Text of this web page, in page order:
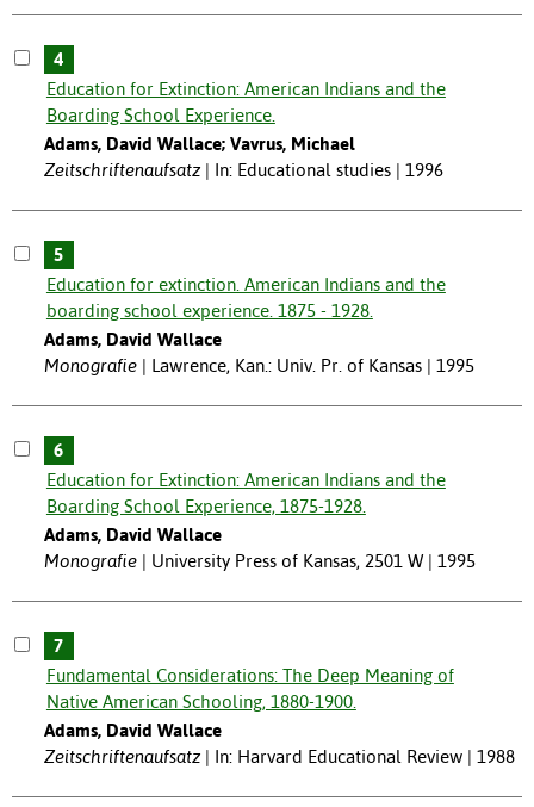
4
Education for Extinction: American Indians and the
Boarding School Experience.
Adams, David Wallace; Vavrus, Michael
Zeitschriftenaufsatz
In: Educational studies | 1996
5
Education for extinction. American Indians and the
boarding school experience. 1875 - 1928.
Adams, David Wallace
Monografie
Lawrence, Kan.: Univ. Pr. of Kansas | 1995
6
Education for Extinction: American Indians and the
Boarding School Experience, 1875-1928.
Adams, David Wallace
Monografie
University Press of Kansas, 2501 W | 1995
7
Fundamental Considerations: The Deep Meaning of
Native American Schooling, 1880-1900.
Adams, David Wallace
Zeitschriftenaufsatz
In: Harvard Educational Review | 1988